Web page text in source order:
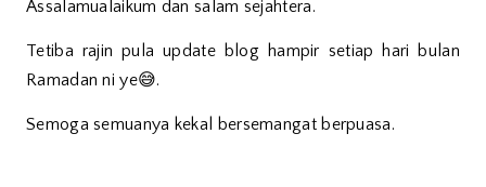
Assalamualaikum dan salam sejahtera.
Tetiba rajin pula update blog hampir setiap hari bulan
Ramadan ni ye😅.
Semoga semuanya kekal bersemangat berpuasa.